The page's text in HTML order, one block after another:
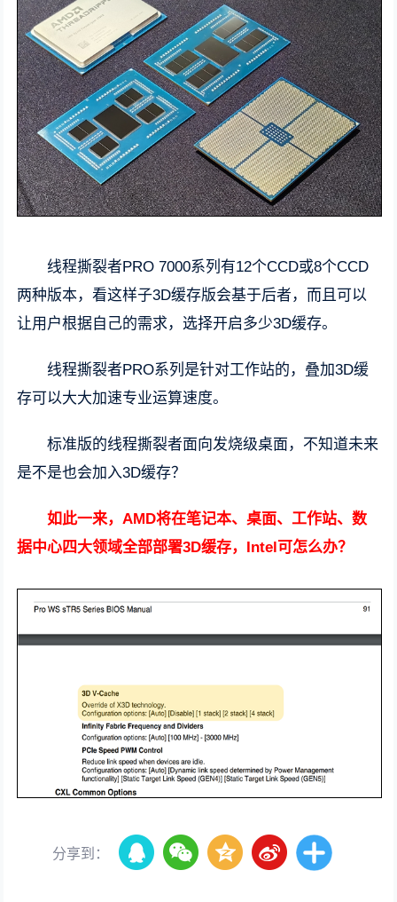
线程撕裂者PRO 7000系列有12个CCD或8个CCD
两种版本，看这样子3D缓存版会基于后者，而且可以
让用户根据自己的需求，选择开启多少3D缓存。
线程撕裂者PRO系列是针对工作站的，叠加3D缓
存可以大大加速专业运算速度。
标准版的线程撕裂者面向发烧级桌面，不知道未来
是不是也会加入3D缓存？
如此一来，AMD将在笔记本、桌面、工作站、数
据中心四大领域全部部署3D缓存，Intel可怎么办？
分享到：